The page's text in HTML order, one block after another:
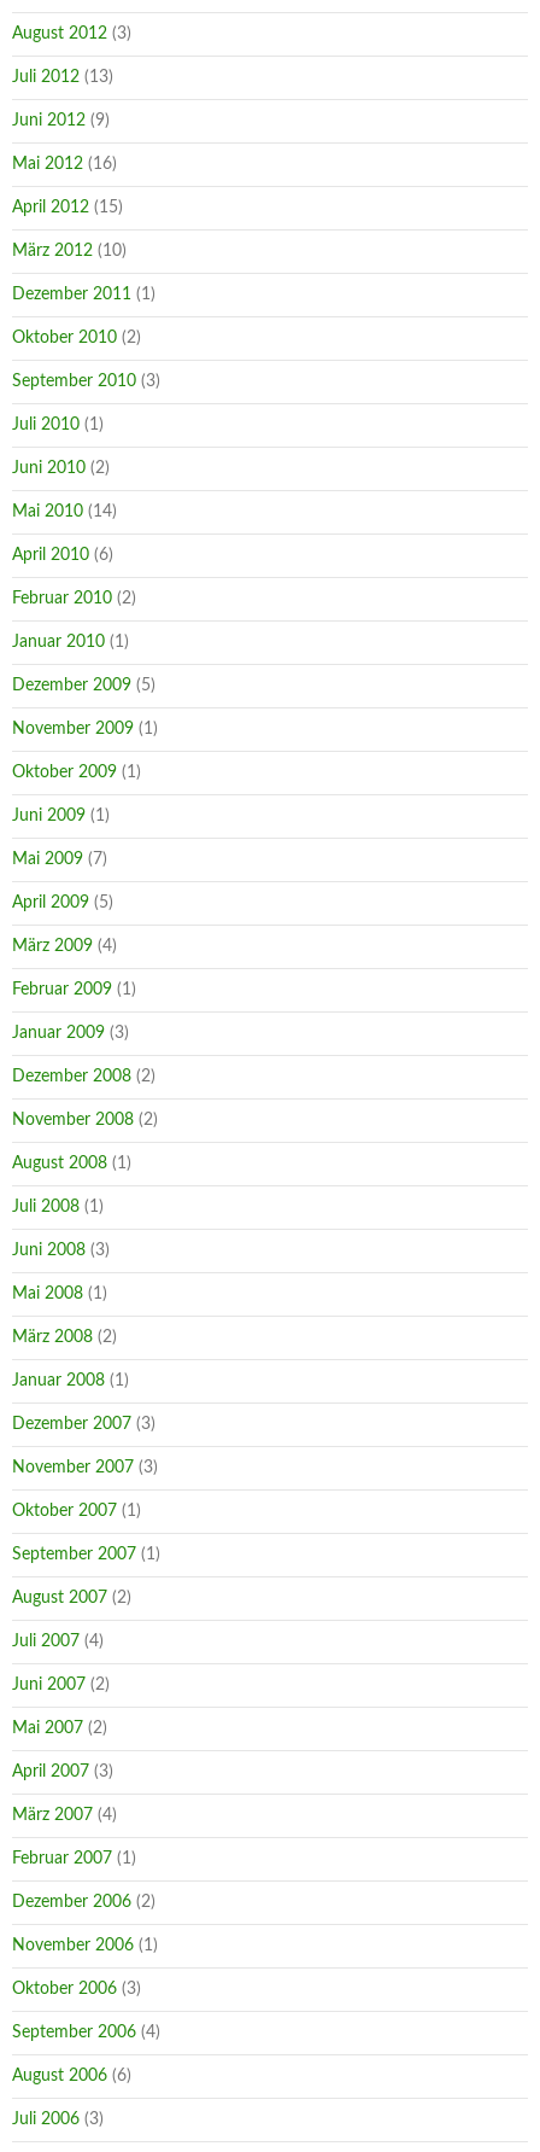
August 2012 (3)
Juli 2012 (13)
Juni 2012 (9)
Mai 2012 (16)
April 2012 (15)
März 2012 (10)
Dezember 2011 (1)
Oktober 2010 (2)
September 2010 (3)
Juli 2010 (1)
Juni 2010 (2)
Mai 2010 (14)
April 2010 (6)
Februar 2010 (2)
Januar 2010 (1)
Dezember 2009 (5)
November 2009 (1)
Oktober 2009 (1)
Juni 2009 (1)
Mai 2009 (7)
April 2009 (5)
März 2009 (4)
Februar 2009 (1)
Januar 2009 (3)
Dezember 2008 (2)
November 2008 (2)
August 2008 (1)
Juli 2008 (1)
Juni 2008 (3)
Mai 2008 (1)
März 2008 (2)
Januar 2008 (1)
Dezember 2007 (3)
November 2007 (3)
Oktober 2007 (1)
September 2007 (1)
August 2007 (2)
Juli 2007 (4)
Juni 2007 (2)
Mai 2007 (2)
April 2007 (3)
März 2007 (4)
Februar 2007 (1)
Dezember 2006 (2)
November 2006 (1)
Oktober 2006 (3)
September 2006 (4)
August 2006 (6)
Juli 2006 (3)